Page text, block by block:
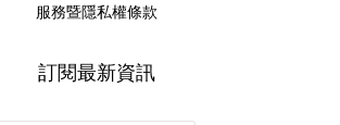
服務暨隱私權條款
訂閱最新資訊